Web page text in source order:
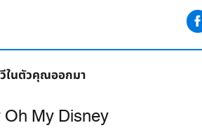
ในตัวคุณออกมา
Oh My Disney